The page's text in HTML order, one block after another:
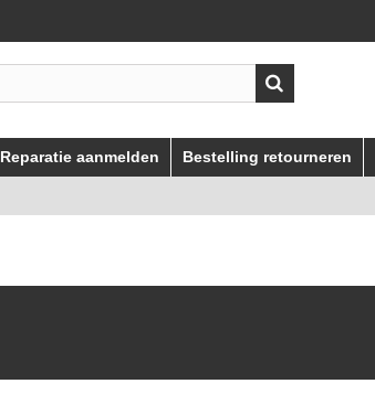
Reparatie aanmelden Bestelling retourneren